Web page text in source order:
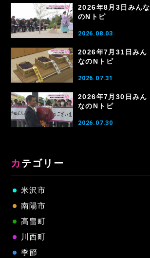
2026年8月3日みんな
のNトピ
2026.08.03
2026年7月31日みん
なのNトピ
2026.07.31
2026年7月30日みん
なのNトピ
2026.07.30
カテゴリー
米沢市
南陽市
高畠町
川西町
季節